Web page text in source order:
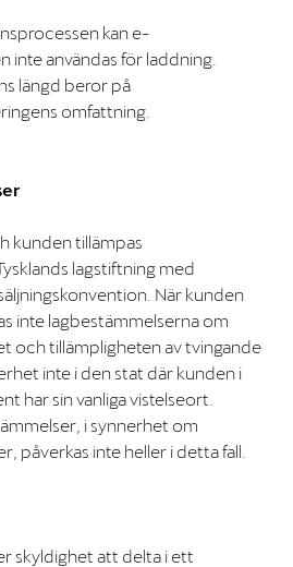
kan e-
inte användas för laddning.
längd beror på
omfattning.
kunden tillämpas
lagstiftning med
När kunden
inte lagbestämmelserna om
och tillämpligheten av tvingande
inte i den stat där kunden i
har sin vanliga vistelseort.
i synnerhet om
påverkas inte heller i detta fall.
skyldighet att delta i ett